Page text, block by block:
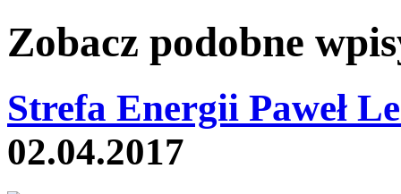
Zobacz podobne
Strefa Energii Paweł
02.04.2017